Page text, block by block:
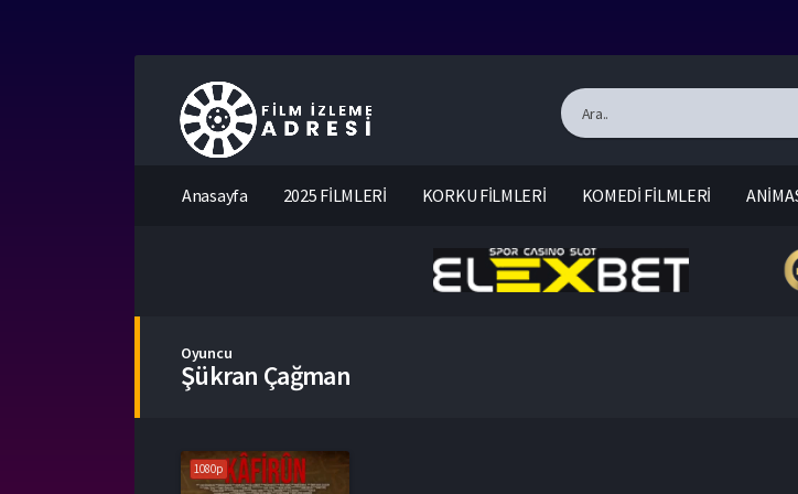
Anasayfa 2025 FİLMLERİ KORKU FİLMLERİ KOMEDİ FİLMLERİ
Oyuncu
Şükran Çağman
1080p